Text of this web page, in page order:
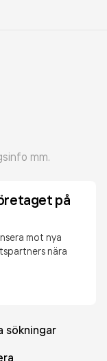
mm.
på
mot nya
nära
sökningar